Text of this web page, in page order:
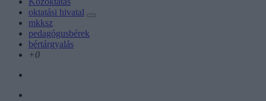
oktatási hivatal
mkksz
pedagógusbérek
bértárgyalás
+0